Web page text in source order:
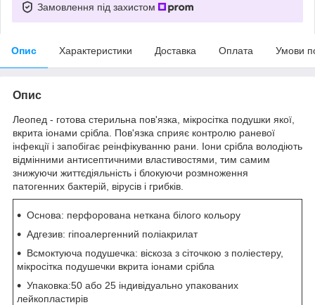
Замовлення під захистом
Опис Характеристики Доставка Оплата Умови
Опис
Леопед - готова стерильна пов'язка, мікросітка подушки якої,
вкрита іонами срібла. Пов'язка сприяє контролю раневої
інфекції і запобігає реінфікуванню рани. Іони срібла володіють
відмінними антисептичними властивостями, тим самим
знижуючи життєдіяльність і блокуючи розмноження
патогенних бактерій, вірусів і грибків.
Основа: перфорована неткана білого кольору
Адгезив: гіпоалергенний поліакрилат
Всмоктуюча подушечка: віскоза з сіточкою з поліестеру,
мікросітка подушечки вкрита іонами срібла
Упаковка:50 або 25 індивідуально упакованих
лейкопластирів